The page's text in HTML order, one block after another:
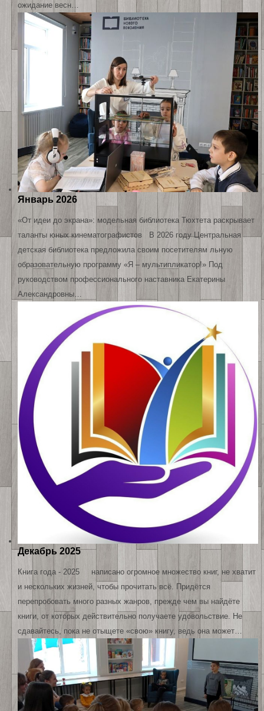
ожидание весн…
Январь 2026
«От идеи до экрана»: модельная библиотека Тюхтета раскрывает
таланты юных кинематографистов В 2026 году Центральная
детская библиотека предложила своим посетителям льную
образовательную программу «Я – мультипликатор!» Под
руководством профессионального наставника Екатерины
Александровны…
Декабрь 2025
Книга года - 2025 написано огромное множество книг, не хватит
и нескольких жизней, чтобы прочитать всё. Придётся
перепробовать много разных жанров, прежде чем вы найдёте
книги, от которых действительно получаете удовольствие. Не
сдавайтесь, пока не отыщете «свою» книгу, ведь она может…